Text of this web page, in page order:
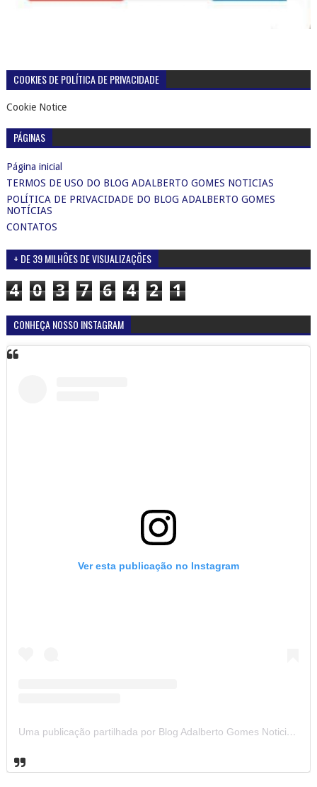
COOKIES DE POLÍTICA DE PRIVACIDADE
Cookie Notice
PÁGINAS
Página inicial
TERMOS DE USO DO BLOG ADALBERTO GOMES NOTICIAS
POLÍTICA DE PRIVACIDADE DO BLOG ADALBERTO GOMES
NOTÍCIAS
CONTATOS
+ DE 39 MILHÕES DE VISUALIZAÇÕES
4 0 3 7 6 4 2 1
CONHEÇA NOSSO INSTAGRAM
Ver esta publicação no Instagram
Uma publicação partilhada por Blog Adalberto Gomes Noticias (@blogadalbertogomesnoticiass)